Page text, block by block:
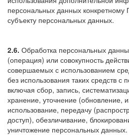
персональных данных
субъекту персональных данных.
2.6. Обработка персональных
(операция) или совокупность
совершаемых с использованием
без использования таких средств
включая сбор, запись,
хранение, уточнение (обновление,
использование, передачу
доступ), обезличивание,
уничтожение персональных данных.